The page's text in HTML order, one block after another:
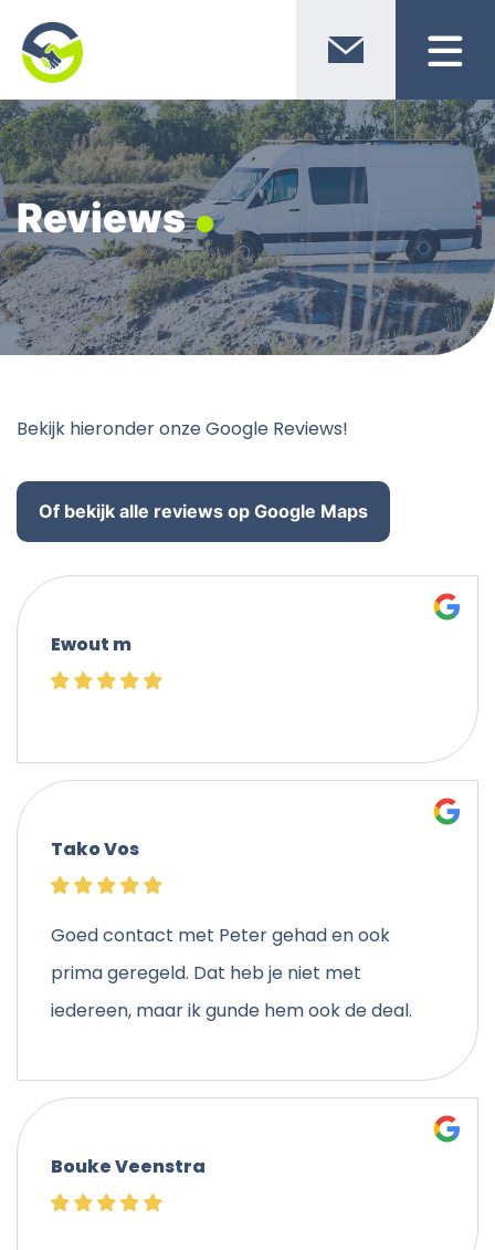
Reviews
Bekijk hieronder onze Google Reviews!
Of bekijk alle reviews op Google Maps
Ewout m
Tako Vos
Goed contact met Peter gehad en ook
prima geregeld. Dat heb je niet met
iedereen, maar ik gunde hem ook de deal.
Bouke Veenstra